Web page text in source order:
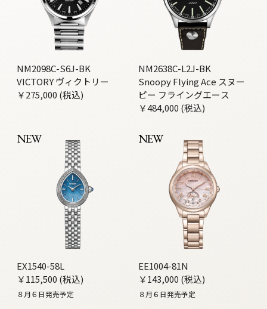
NM2098C-S6J-BK
VICTORY ヴィクトリー
￥275,000 (税込)
NM2638C-L2J-BK
Snoopy Flying Ace スヌー
ピー フライングエース
￥484,000 (税込)
NEW
EX1540-58L
￥115,500 (税込)
８月６日発売予定
NEW
EE1004-81N
￥143,000 (税込)
８月６日発売予定